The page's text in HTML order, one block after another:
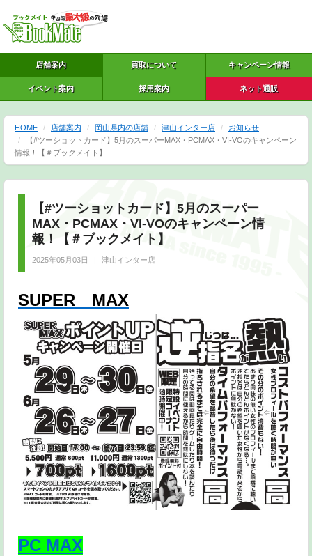
店舗案内 買取について キャンペーン情報
イベント案内 採用案内 ネット通販
HOME 店舗案内 岡山県内の店舗 津山インター店
お知らせ
【#ツーショットカード】5月のスーパーMAX・PCMAX・VI-VOのキャンペーン
情報！【＃ブックメイト】
【#ツーショットカード】5月のスーパー
MAX・PCMAX・VI-VOのキャンペーン情
報！【＃ブックメイト】
2025年05月03日 津山インター店
SUPER MAX
PC MAX